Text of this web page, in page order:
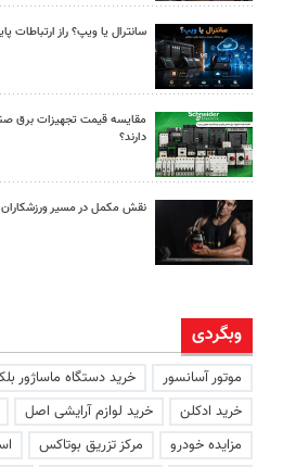
سانترال یا ویپ؟ راز ارتباطات
مقایسه قیمت تجهیزات برق
دارند؟
نقش مکمل در مسیر ورزشکاران
وبگردی
موتور آسانسور خرید دستگاه ماساژور
خرید ادکلن
خرید لوازم آرایشی اصل
مزایده خودرو
مرکز تزریق بوتاکس